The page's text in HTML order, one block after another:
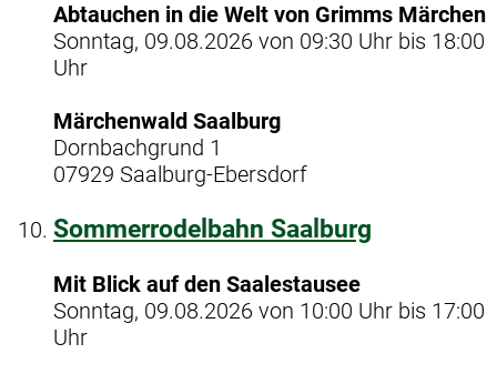
Abtauchen in die Welt von Grimms Märchen
Sonntag, 09.08.2026 von 09:30 Uhr bis 18:00
Uhr
Märchenwald Saalburg
Dornbachgrund 1
07929 Saalburg-Ebersdorf
Sommerrodelbahn Saalburg
Mit Blick auf den Saalestausee
Sonntag, 09.08.2026 von 10:00 Uhr bis 17:00
Uhr